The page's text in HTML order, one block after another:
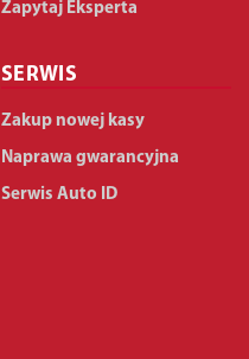
Zapytaj Eksperta
SERWIS
Zakup nowej kasy
Naprawa gwarancyjna
Serwis Auto ID